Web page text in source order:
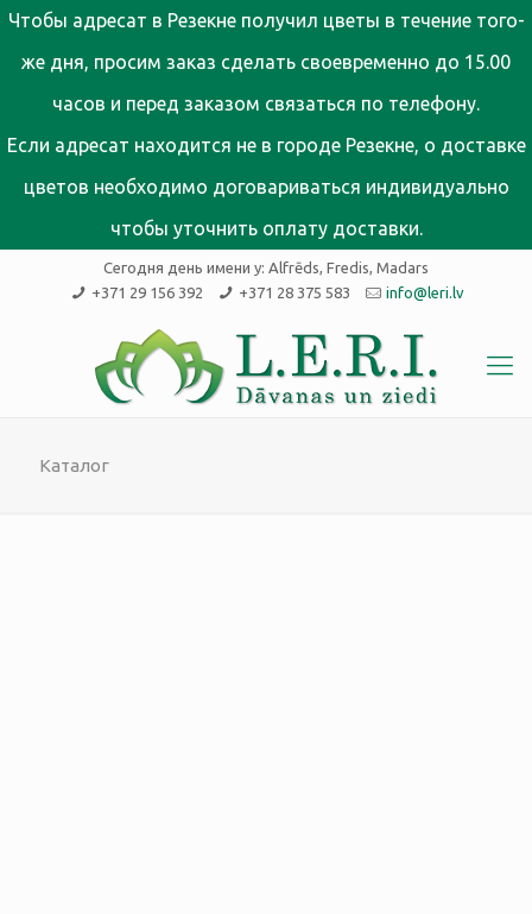
Чтобы адресат в Резекне получил цветы в течение того-
же дня, просим заказ сделать своевременно до 15.00
часов и перед заказом связаться по телефону.
Если адресат находится не в городе Резекне, о доставке
цветов необходимо договариваться индивидуально
чтобы уточнить оплату доставки.
Сегодня день имени у: Alfrēds, Fredis, Madars
+371 29 156 392
+371 28 375 583 info@leri.lv
Каталог